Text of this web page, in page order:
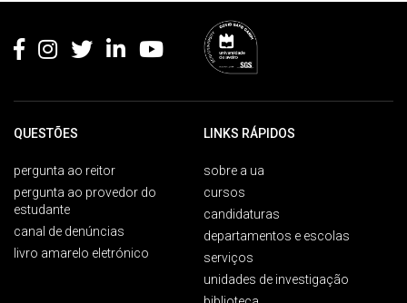
QUESTÕES
pergunta ao reitor
pergunta ao provedor do
estudante
canal de denúncias
livro amarelo eletrónico
LINKS RÁPIDOS
sobre a ua
cursos
candidaturas
departamentos e escolas
serviços
unidades de investigação